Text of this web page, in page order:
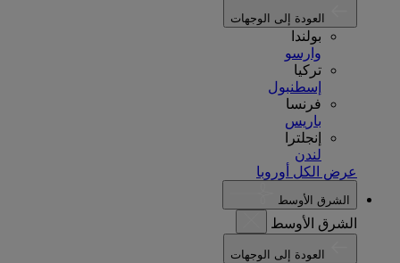
بولندا
وارسو
تركيا
إسطنبول
فرنسا
باريس
إنجلترا
لندن
عرض الكل أوروبا
الشرق الأوسط
الشرق الأوسط